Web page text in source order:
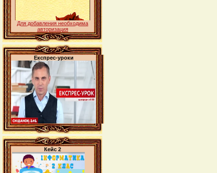
Для добавления необходима
авторизация
Експрес-уроки
Кейс 2